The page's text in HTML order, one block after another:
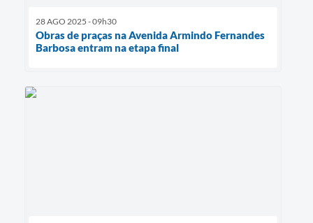
28 AGO 2025 - 09h30
Obras de praças na Avenida Armindo Fernandes
Barbosa entram na etapa final